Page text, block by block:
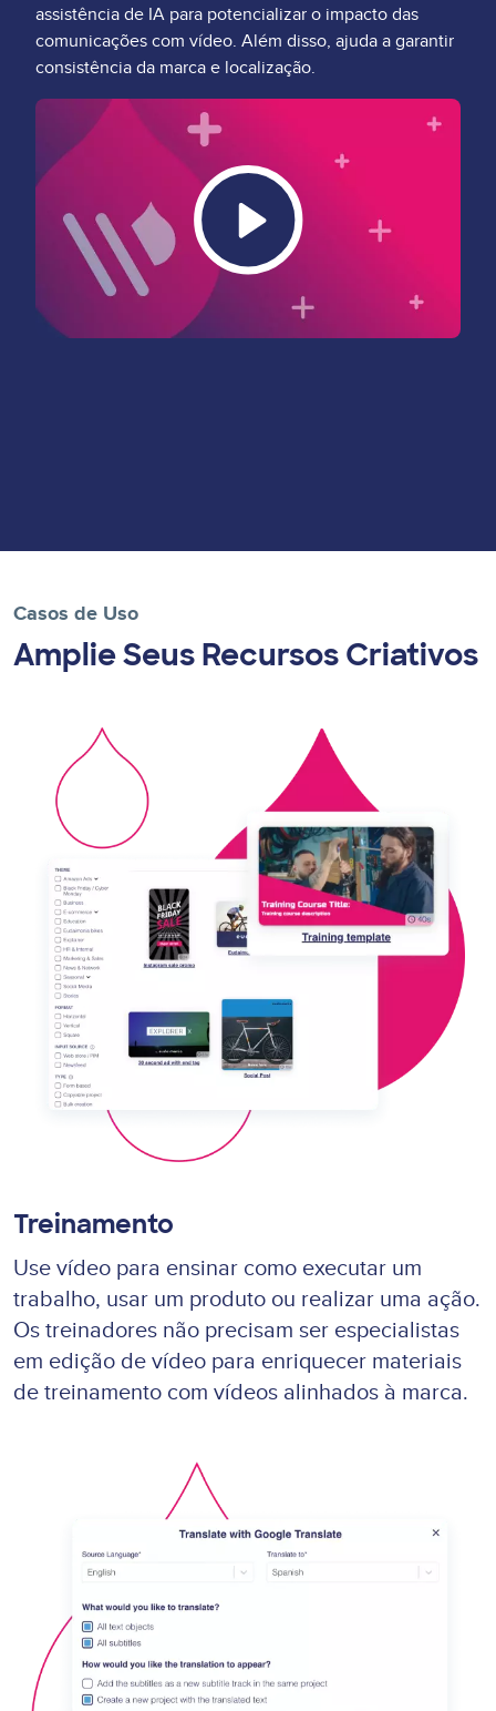
Video
Thumbnail
assistência de IA para potencializar o impacto das
comunicações com vídeo. Além disso, ajuda a garantir
consistência da marca e localização.
Casos de Uso
Amplie Seus Recursos Criativos
Treinamento
Use vídeo para ensinar como executar um
trabalho, usar um produto ou realizar uma ação.
Os treinadores não precisam ser especialistas
em edição de vídeo para enriquecer materiais
de treinamento com vídeos alinhados à marca.